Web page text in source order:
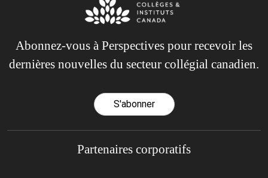
Abonnez-vous à Perspectives pour recevoir les
dernières nouvelles du secteur collégial canadien.
S'abonner
Partenaires corporatifs